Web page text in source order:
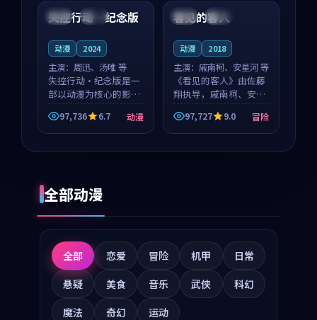
美国 院线
失控行动·纪念版
动漫 2024
主演： 周迅、汤唯 等
失控行动·纪念版是一
部以动漫为核心的影视
作品，围绕危机、反转
与人物成长展开，整体
节奏紧凑，值得推荐观
97,736 6.7 动漫
泰国 完结
看见的客人
动漫 2018
主演： 戚南柯、安星河 等
《看见的客人》由佐藤
翔执导，戚南柯、安星
河领衔主演，是一部
2018年上映的泰国冒险
动漫。影片以海岸抒情
97,727 9.0 冒险
全部动漫
全部 恋爱 冒险 机甲
日常
悬疑
美食 音乐 武侠
科幻
魔法
奇幻 运动